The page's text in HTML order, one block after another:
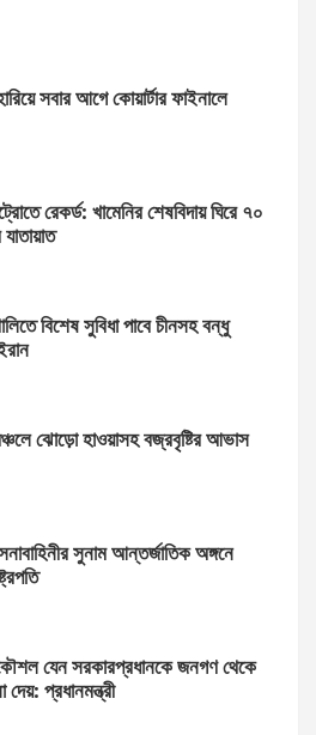
সবার আগে কোয়ার্টার ফাইনালে
রেকর্ড: খামেনির শেষবিদায় ঘিরে ৭০
বিশেষ সুবিধা পাবে চীনসহ বন্ধু
ঝোড়ো হাওয়াসহ বজ্রবৃষ্টির আভাস
সুনাম আন্তর্জাতিক অঙ্গনে
যেন সরকারপ্রধানকে জনগণ থেকে
দেয়: প্রধানমন্ত্রী